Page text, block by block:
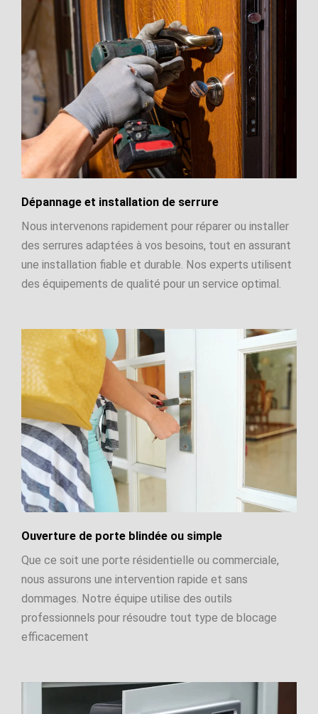
Dépannage et installation de serrure
Nous intervenons rapidement pour réparer ou installer
des serrures adaptées à vos besoins, tout en assurant
une installation fiable et durable. Nos experts utilisent
des équipements de qualité pour un service optimal.
Ouverture de porte blindée ou simple
Que ce soit une porte résidentielle ou commerciale,
nous assurons une intervention rapide et sans
dommages. Notre équipe utilise des outils
professionnels pour résoudre tout type de blocage
efficacement